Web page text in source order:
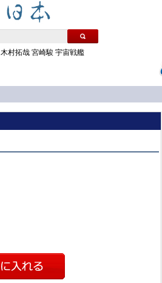
木村拓哉 宮崎駿 宇宙戦艦